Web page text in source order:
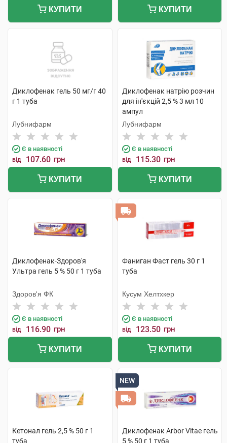
КУПИТИ КУПИТИ
Диклофенак гель 50 мг/г 40
г 1 туба
Лубнифарм
Є в наявності
від 107.60 грн
КУПИТИ
Диклофенак натрію розчин
для ін'єкцій 2,5 % 3 мл 10
ампул
Лубнифарм
Є в наявності
від 115.30 грн
КУПИТИ
Диклофенак-Здоров'я
Ультра гель 5 % 50 г 1 туба
Здоров'я ФК
Є в наявності
від 116.90 грн
КУПИТИ
Фаниган Фаст гель 30 г 1
туба
Кусум Хелтхкер
Є в наявності
від 123.50 грн
КУПИТИ
Кетонал гель 2,5 % 50 г 1
туба
NEW
Диклофенак Arbor Vitae гель
5 % 50 г 1 туба